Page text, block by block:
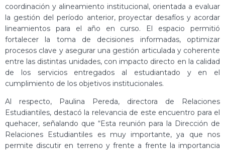
coordinación y alineamiento institucional, orientada a evaluar
la gestión del período anterior, proyectar desafíos y acordar
lineamientos para el año en curso. El espacio permitió
fortalecer la toma de decisiones informadas, optimizar
procesos clave y asegurar una gestión articulada y coherente
entre las distintas unidades, con impacto directo en la calidad
de los servicios entregados al estudiantado y en el
cumplimiento de los objetivos institucionales.
Al respecto, Paulina Pereda, directora de Relaciones
Estudiantiles, destacó la relevancia de este encuentro para el
quehacer, señalando que “Esta reunión para la Dirección de
Relaciones Estudiantiles es muy importante, ya que nos
permite discutir en terreno y frente a frente la importancia